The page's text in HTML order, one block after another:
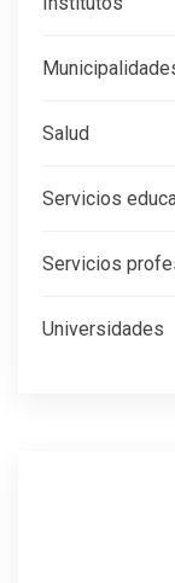
Salud
Servicios
Servicios
Universidades